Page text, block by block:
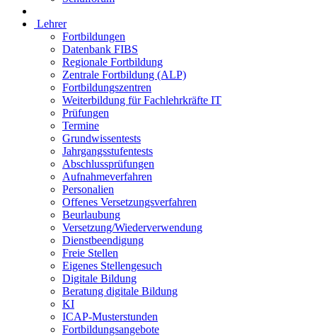
Lehrer
Fortbildungen
Datenbank FIBS
Regionale Fortbildung
Zentrale Fortbildung (ALP)
Fortbildungszentren
Weiterbildung für Fachlehrkräfte IT
Prüfungen
Termine
Grundwissentests
Jahrgangsstufentests
Abschlussprüfungen
Aufnahmeverfahren
Personalien
Offenes Versetzungsverfahren
Beurlaubung
Versetzung/Wiederverwendung
Dienstbeendigung
Freie Stellen
Eigenes Stellengesuch
Digitale Bildung
Beratung digitale Bildung
KI
ICAP-Musterstunden
Fortbildungsangebote